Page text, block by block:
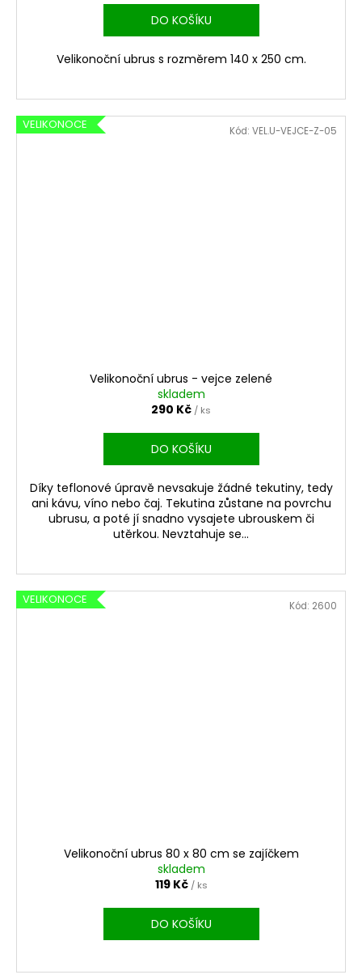
DO KOŠÍKU
Velikonoční ubrus s rozměrem 140 x 250 cm.
VELIKONOCE
Velikonoční ubrus - vejce zelené
skladem
290 Kč / ks
DO KOŠÍKU
Díky teflonové úpravě nevsakuje žádné tekutiny, tedy
ani kávu, víno nebo čaj. Tekutina zůstane na povrchu
ubrusu, a poté jí snadno vysajete ubrouskem či
utěrkou. Nevztahuje se...
Kód: VEL.U-VEJCE-Z-05
VELIKONOCE
Velikonoční ubrus 80 x 80 cm se zajíčkem
skladem
119 Kč / ks
DO KOŠÍKU
Kód: 2600